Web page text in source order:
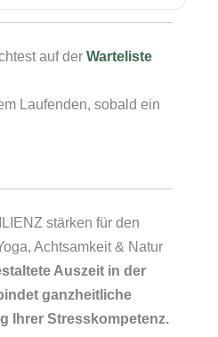
auf der Warteliste
Laufenden, sobald ein
stärken für den
Achtsamkeit & Natur
Auszeit in der
ganzheitliche
Ihrer Stresskompetenz.